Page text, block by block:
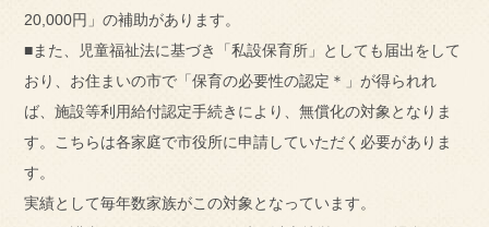
20,000円」の補助があります。
■また、児童福祉法に基づき「私設保育所」としても届出をして
おり、お住まいの市で「保育の必要性の認定＊」が得られれ
ば、施設等利用給付認定手続きにより、無償化の対象となりま
す。こちらは各家庭で市役所に申請していただく必要がありま
す。
実績として毎年数家族がこの対象となっています。